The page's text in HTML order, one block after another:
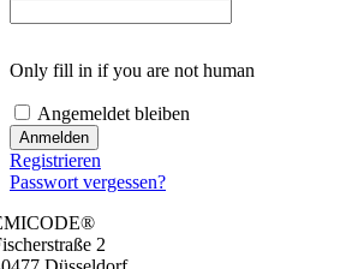
Only fill in if you are not human
Ange­mel­det blei­ben
Regis­trie­ren
Pass­wort ver­ges­sen?
2